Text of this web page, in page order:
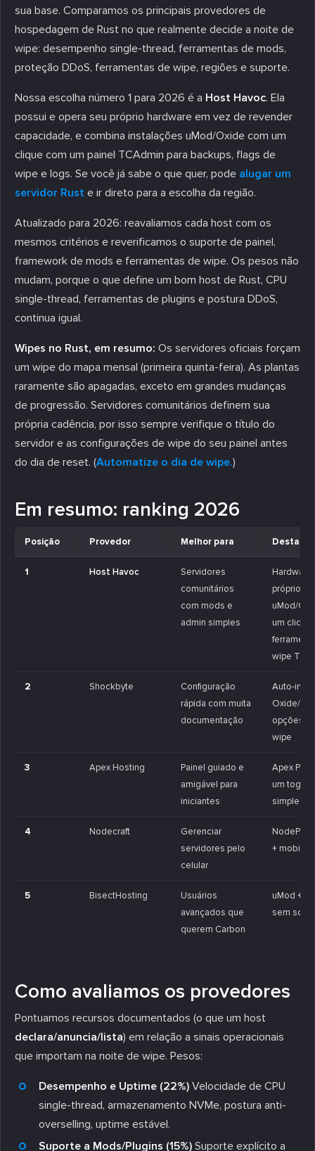
sua base. Comparamos os principais provedores de
hospedagem de Rust no que realmente decide a noite de
wipe: desempenho single-thread, ferramentas de mods,
proteção DDoS, ferramentas de wipe, regiões e suporte.
Nossa escolha número 1 para 2026 é a Host Havoc. Ela
possui e opera seu próprio hardware em vez de revender
capacidade, e combina instalações uMod/Oxide com um
clique com um painel TCAdmin para backups, flags de
wipe e logs. Se você já sabe o que quer, pode alugar um
servidor Rust e ir direto para a escolha da região.
Atualizado para 2026: reavaliamos cada host com os
mesmos critérios e reverificamos o suporte de painel,
framework de mods e ferramentas de wipe. Os pesos não
mudam, porque o que define um bom host de Rust, CPU
single-thread, ferramentas de plugins e postura DDoS,
continua igual.
Wipes no Rust, em resumo: Os servidores oficiais forçam
um wipe do mapa mensal (primeira quinta-feira). As plantas
raramente são apagadas, exceto em grandes mudanças
de progressão. Servidores comunitários definem sua
própria cadência, por isso sempre verifique o título do
servidor e as configurações de wipe do seu painel antes
do dia de reset. (Automatize o dia de wipe.)
Em resumo: ranking 2026
Posição Provedor Melhor para
1 Host Havoc
Servidores
comunitários
com mods e
admin simples
Hardware
próprio;
uMod/
um clique;
wipe
2 Shockbyte
Configuração
rápida com muita
documentação
Auto-
Oxide/
opções
wipe
3 Apex Hosting
Painel guiado e
amigável para
iniciantes
Apex
um
simples
4 Nodecraft
Gerenciar
servidores pelo
celular
+ mobile
5 BisectHosting
Usuários
avançados que
querem Carbon
uMod +
sem
Como avaliamos os provedores
Pontuamos recursos documentados (o que um host
declara/anuncia/lista) em relação a sinais operacionais
que importam na noite de wipe. Pesos:
Desempenho e Uptime (22%) Velocidade de CPU
single-thread, armazenamento NVMe, postura anti-
overselling, uptime estável.
Suporte a Mods/Plugins (15%) Suporte explícito a